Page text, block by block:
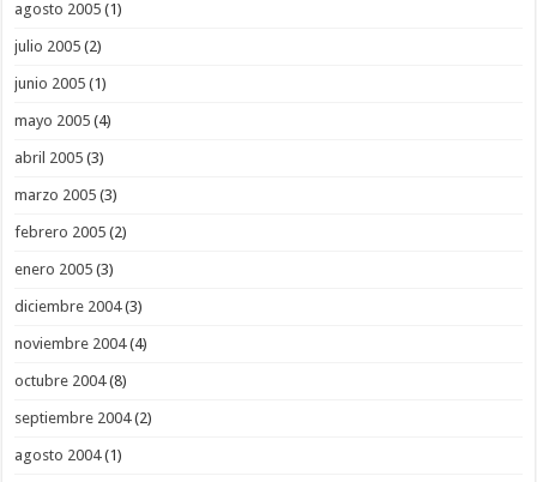
agosto 2005 (1)
julio 2005 (2)
junio 2005 (1)
mayo 2005 (4)
abril 2005 (3)
marzo 2005 (3)
febrero 2005 (2)
enero 2005 (3)
diciembre 2004(3)
noviembre 2004(4)
octubre 2004(8)
septiembre 2004(2)
agosto 2004(1)